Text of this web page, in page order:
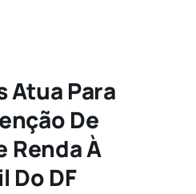
Atua Para
De
Renda À
Do DF